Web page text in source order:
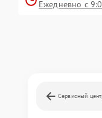
Ежедневно с
Сервисный